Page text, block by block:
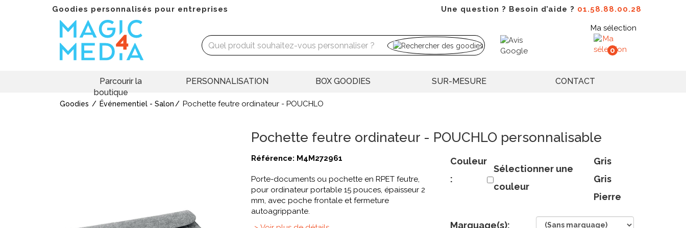
Goodies personnalisés pour entreprises Une question ? Besoin d’aide ? 01.58.88.00.28
Ma sélection
0
Parcourir la
boutique
PERSONNALISATION BOX GOODIES SUR-MESURE CONTACT
Goodies Événementiel - Salon Pochette feutre ordinateur - POUCHLO
Pochette feutre ordinateur - POUCHLO personnalisable
Référence: M4M272961
Porte-documents ou pochette en RPET feutre,
pour ordinateur portable 15 pouces, épaisseur 2
mm, avec poche frontale et fermeture
autoagrippante.
Couleur
:
Sélectionner une
couleur
Gris
Gris
Pierre
Marquage(s):